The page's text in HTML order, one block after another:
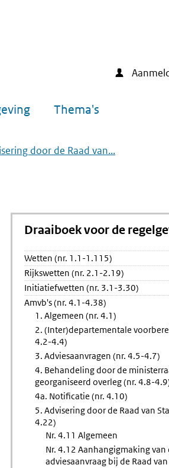
Thema's
door de Raad van...
Draaiboek voor de
Wetten (nr. 1.1-1.115)
Rijkswetten (nr. 2.1-2.19)
Initiatiefwetten (nr. 3.1-3.30)
Amvb's (nr. 4.1-4.38)
1. Algemeen (nr. 4.1)
2. (Inter)departementale
4.2-4.4)
3. Adviesaanvragen (nr. 4.5-4.7)
4. Behandeling door de
georganiseerd overleg (nr. 4.8-
4a. Notificatie (nr. 4.10)
5. Advisering door de Raad van
4.22)
Nr. 4.11 Algemeen
Nr. 4.12 Aanhangigmaking van
adviesaanvraag bij de Raad